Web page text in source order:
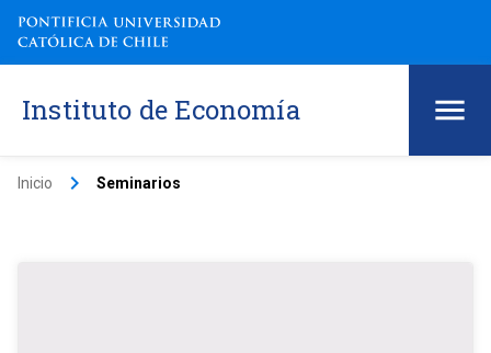
Instituto de Economía
Inicio keyboard_arrow_right Seminarios